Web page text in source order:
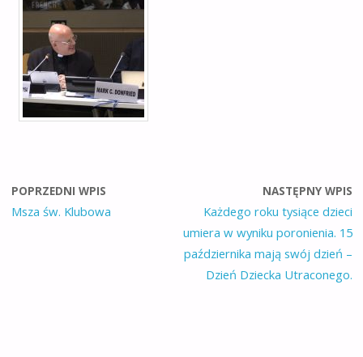
POPRZEDNI WPIS
Msza św. Klubowa
NASTĘPNY WPIS
Każdego roku tysiące dzieci
umiera w wyniku poronienia. 15
października mają swój dzień –
Dzień Dziecka Utraconego.